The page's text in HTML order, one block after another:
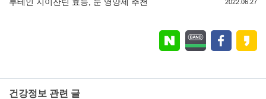
2022.06.27
건강정보 관련 글